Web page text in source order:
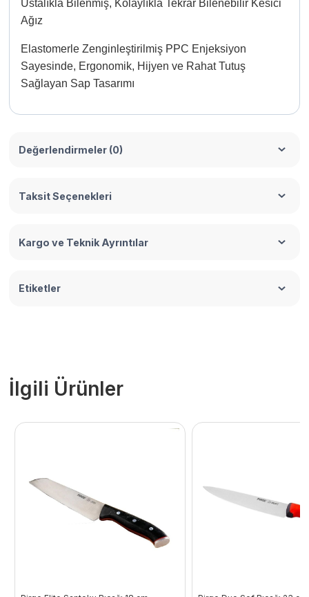
Ustalıkla Bilenmiş, Kolaylıkla Tekrar Bilenebilir Kesici
Ağız
Elastomerle Zenginleştirilmiş PPC Enjeksiyon
Sayesinde, Ergonomik, Hijyen ve Rahat Tutuş
Sağlayan Sap Tasarımı
Değerlendirmeler (0)
Taksit Seçenekleri
Kargo ve Teknik Ayrıntılar
Etiketler
İlgili Ürünler